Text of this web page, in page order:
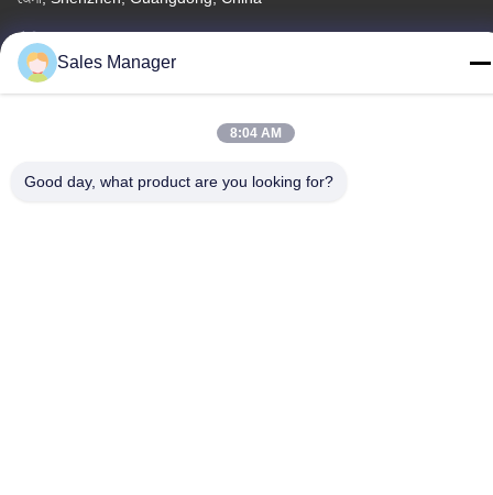
টেলিফোন
86--13662697476
Sales Manager
8:04 AM
Good day, what product are you looking for?